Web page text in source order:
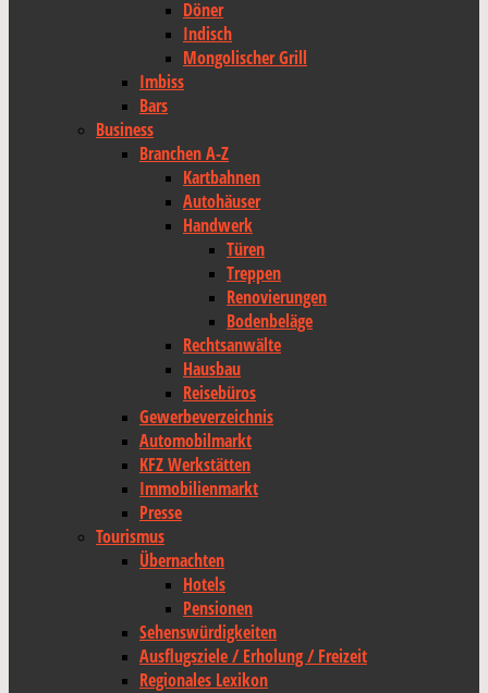
Döner
Indisch
Mongolischer Grill
Imbiss
Bars
Business
Branchen A-Z
Kartbahnen
Autohäuser
Handwerk
Türen
Treppen
Renovierungen
Bodenbeläge
Rechtsanwälte
Hausbau
Reisebüros
Gewerbeverzeichnis
Automobilmarkt
KFZ Werkstätten
Immobilienmarkt
Presse
Tourismus
Übernachten
Hotels
Pensionen
Sehenswürdigkeiten
Ausflugsziele / Erholung / Freizeit
Regionales Lexikon